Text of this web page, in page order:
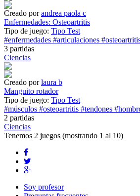
Creado porandrea paola c
Enfermedades: Osteoartritis
Tipo de juego: Tipo Test
#enfermedades #articulaciones
3 partidas
Ciencias
Creado porlaura b
Manguito rotador
Tipo de juego: Tipo Test
#músculos #osteoartritis #tendones
2 partidas
Ciencias
Tenemos 2 juegos (mostrando 1 al 10)
Soy profesor